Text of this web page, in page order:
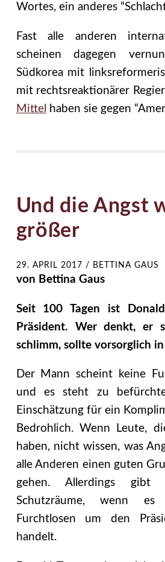
Wortes, ein anderes
Fast alle anderen
scheinen dagegen
Südkorea mit
mit rechtsreaktionärer
Mittel
haben sie gegen
Und die Angst
größer
29. APRIL 2017 / BETTINA GAUS
von Bettina Gaus
Seit 100 Tagen ist
Präsident. Wer denkt, er
schlimm, sollte vorsorglich
Der Mann scheint keine
und es steht zu
Einschätzung für ein
Bedrohlich. Wenn Leute,
haben, nicht wissen, was
alle Anderen einen guten
gehen. Allerdings
Schutzräume, wenn
Furchtlosen um den
handelt.